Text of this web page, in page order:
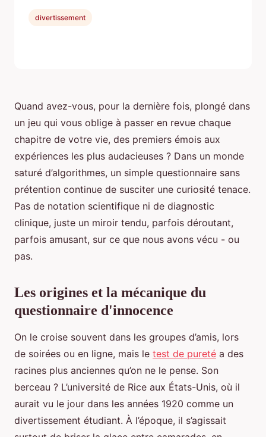
Quand avez-vous, pour la dernière fois, plongé dans
un jeu qui vous oblige à passer en revue chaque
chapitre de votre vie, des premiers émois aux
expériences les plus audacieuses ? Dans un monde
saturé d’algorithmes, un simple questionnaire sans
prétention continue de susciter une curiosité tenace.
Pas de notation scientifique ni de diagnostic
clinique, juste un miroir tendu, parfois déroutant,
parfois amusant, sur ce que nous avons vécu - ou
pas.
Les origines et la mécanique du
questionnaire d'innocence
On le croise souvent dans les groupes d’amis, lors
de soirées ou en ligne, mais le test de pureté a des
racines plus anciennes qu’on ne le pense. Son
berceau ? L’université de Rice aux États-Unis, où il
aurait vu le jour dans les années 1920 comme un
divertissement étudiant. À l’époque, il s’agissait
divertissement